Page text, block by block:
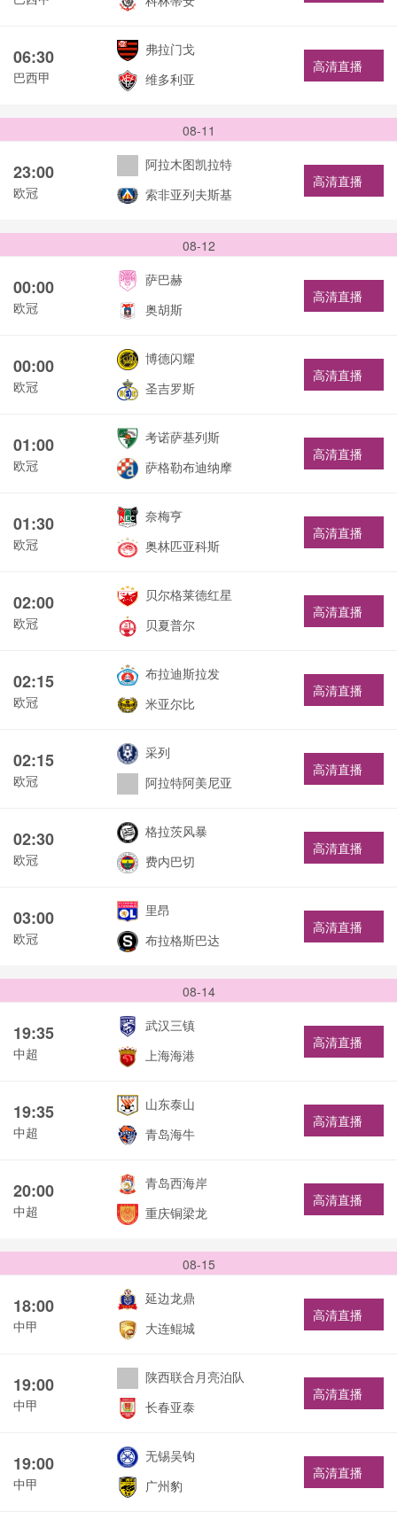
06:30
巴西甲
弗拉门戈
维多利亚
高清直播
08-11
23:00
欧冠
阿拉木图凯拉特
索非亚列夫斯基
高清直播
08-12
00:00
欧冠
萨巴赫
奥胡斯
高清直播
00:00
欧冠
博德闪耀
圣吉罗斯
高清直播
01:00
欧冠
考诺萨基列斯
萨格勒布迪纳摩
高清直播
01:30
欧冠
奈梅亨
奥林匹亚科斯
高清直播
02:00
欧冠
贝尔格莱德红星
贝夏普尔
高清直播
02:15
欧冠
布拉迪斯拉发
米亚尔比
高清直播
02:15
欧冠
采列
阿拉特阿美尼亚
高清直播
02:30
欧冠
格拉茨风暴
费内巴切
高清直播
03:00
欧冠
里昂
布拉格斯巴达
高清直播
08-14
19:35
中超
武汉三镇
上海海港
高清直播
19:35
中超
山东泰山
青岛海牛
高清直播
20:00
中超
青岛西海岸
重庆铜梁龙
高清直播
08-15
18:00
中甲
延边龙鼎
大连鲲城
高清直播
19:00
中甲
陕西联合月亮泊队
长春亚泰
高清直播
19:00
中甲
无锡吴钩
广州豹
高清直播